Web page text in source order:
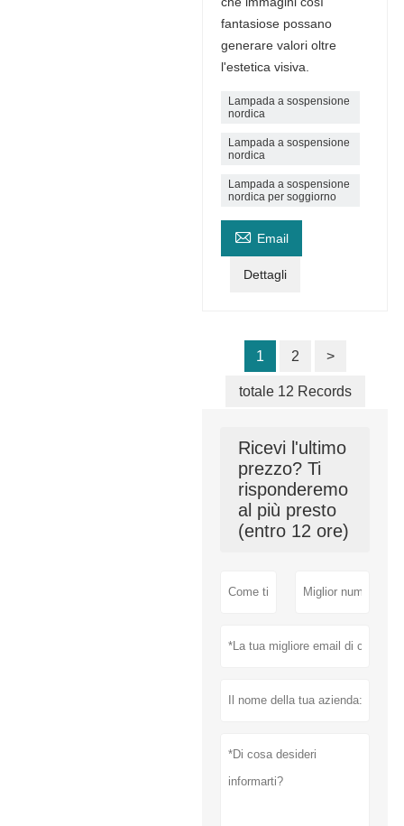
fantasiose possano
generare valori oltre
l'estetica visiva.
Lampada a sospensione
nordica
Lampada a sospensione
nordica
Lampada a sospensione
nordica per soggiorno
 Email
Dettagli
1 2 >
totale 12 Records
Ricevi l'ultimo
prezzo? Ti
risponderemo
al più presto
(entro 12 ore)